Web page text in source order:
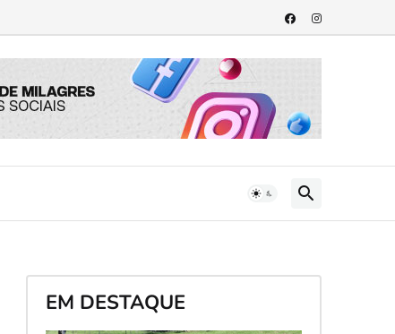
EM DESTAQUE